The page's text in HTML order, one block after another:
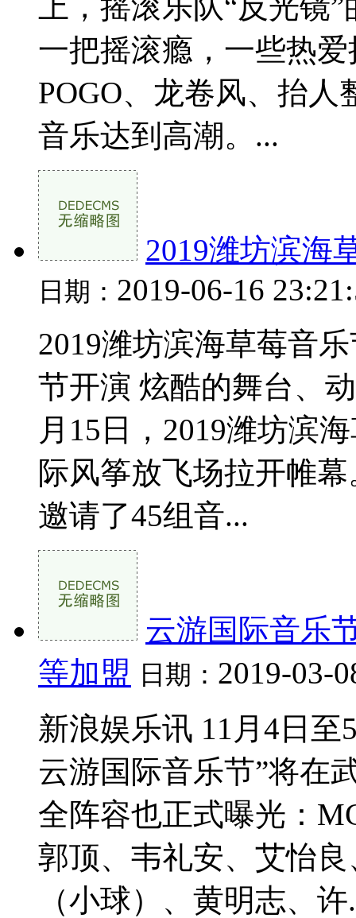
一把摇滚瘾，一些热
POGO、龙卷风、抬
音乐达到高潮。...
2019潍坊滨海
日期： 2019-06-16
2019潍坊滨海草莓音
节开演 炫酷的舞台、
月15日，2019潍坊滨
际风筝放飞场拉开帷
邀请了45组音...
云游国际音乐
等加盟 日期： 2019-03-
新浪娱乐讯 11月4日
云游国际音乐节”将在
全阵容也正式曝光：
郭顶、韦礼安、艾怡
（小球）、黄明志、许